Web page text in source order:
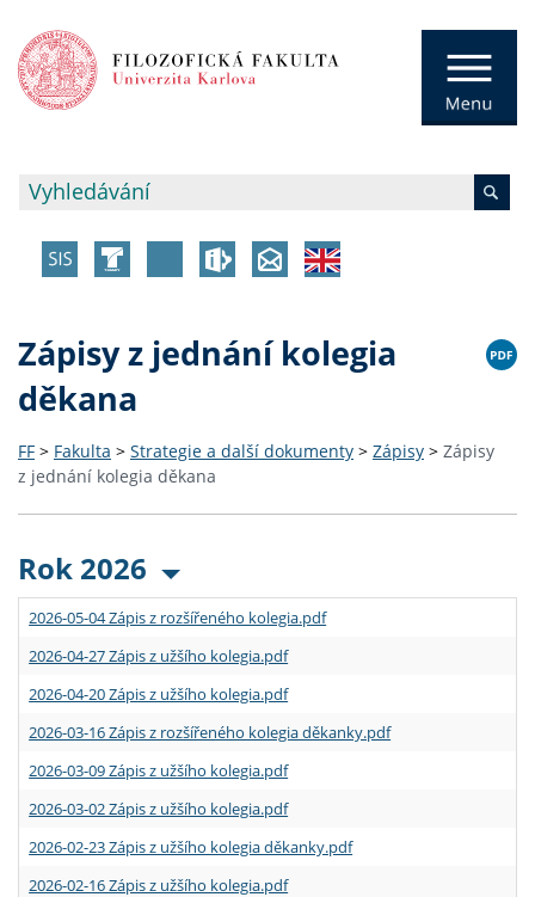
Zápisy z jednání kolegia
děkana
FF > Fakulta > Strategie a další dokumenty > Zápisy > Zápisy
z jednání kolegia děkana
Rok 2026
2026-05-04 Zápis z rozšířeného kolegia.pdf
2026-04-27 Zápis z užšího kolegia.pdf
2026-04-20 Zápis z užšího kolegia.pdf
2026-03-16 Zápis z rozšířeného kolegia děkanky.pdf
2026-03-09 Zápis z užšího kolegia.pdf
2026-03-02 Zápis z užšího kolegia.pdf
2026-02-23 Zápis z užšího kolegia děkanky.pdf
2026-02-16 Zápis z užšího kolegia.pdf